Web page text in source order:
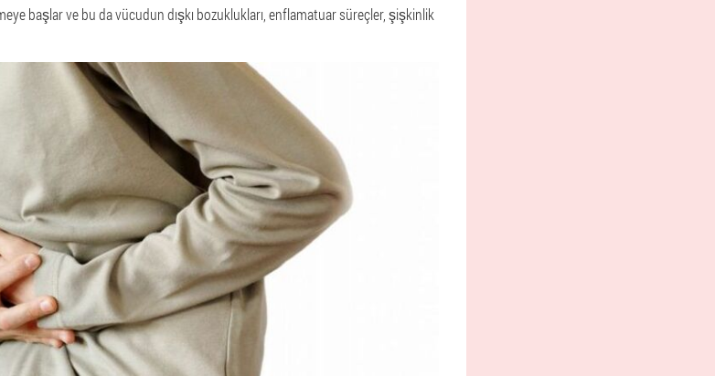
başlar ve bu da vücudun dışkı bozuklukları, enflamatuar süreçler, şişkinlik